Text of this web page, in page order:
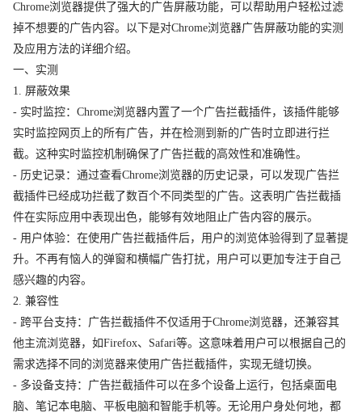
Chrome浏览器提供了强大的广告屏蔽功能，可以帮助用户轻松过滤
掉不想要的广告内容。以下是对Chrome浏览器广告屏蔽功能的实测
及应用方法的详细介绍。
一、实测
1. 屏蔽效果
- 实时监控：Chrome浏览器内置了一个广告拦截插件，该插件能够
实时监控网页上的所有广告，并在检测到新的广告时立即进行拦
截。这种实时监控机制确保了广告拦截的高效性和准确性。
- 历史记录：通过查看Chrome浏览器的历史记录，可以发现广告拦
截插件已经成功拦截了数百个不同类型的广告。这表明广告拦截插
件在实际应用中表现出色，能够有效地阻止广告内容的展示。
- 用户体验：在使用广告拦截插件后，用户的浏览体验得到了显著提
升。不再有恼人的弹窗和横幅广告打扰，用户可以更加专注于自己
感兴趣的内容。
2. 兼容性
- 跨平台支持：广告拦截插件不仅适用于Chrome浏览器，还兼容其
他主流浏览器，如Firefox、Safari等。这意味着用户可以根据自己的
需求选择不同的浏览器来使用广告拦截插件，实现无缝切换。
- 多设备支持：广告拦截插件可以在多个设备上运行，包括桌面电
脑、笔记本电脑、平板电脑和智能手机等。无论用户身处何地，都